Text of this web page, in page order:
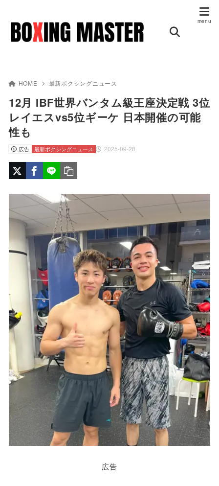
HOME 最新ボクシングニュース
12月 IBF世界バンタム級王座決定戦 3位
レイエスvs5位ギーケ 日本開催の可能
性も
広告 2025-09-28
最新ボクシングニュース
広告